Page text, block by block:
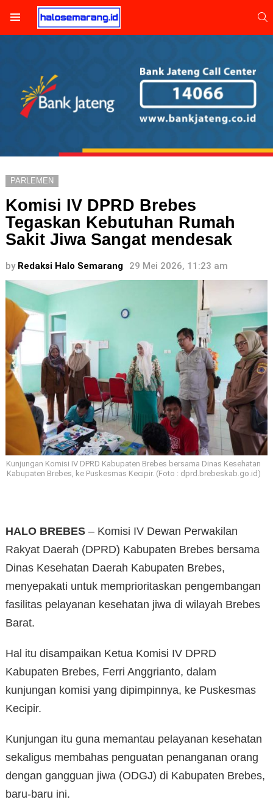
PARLEMEN
Komisi IV DPRD Brebes
Tegaskan Kebutuhan Rumah
Sakit Jiwa Sangat mendesak
by Redaksi Halo Semarang 29 Mei 2026, 11:23 am
Kunjungan Komisi IV DPRD Kabupaten Brebes bersama Dinas Kesehatan
Kabupaten Brebes, ke Puskesmas Kecipir. (Foto : dprd.brebeskab.go.id)
HALO BREBES – Komisi IV Dewan Perwakilan
Rakyat Daerah (DPRD) Kabupaten Brebes bersama
Dinas Kesehatan Daerah Kabupaten Brebes,
menyepakati untuk memprioritaskan pengembangan
fasilitas pelayanan kesehatan jiwa di wilayah Brebes
Barat.
Hal itu disampaikan Ketua Komisi IV DPRD
Kabupaten Brebes, Ferri Anggrianto, dalam
kunjungan komisi yang dipimpinnya, ke Puskesmas
Kecipir.
Kunjungan itu guna memantau pelayanan kesehatan
sekaligus membahas penguatan penanganan orang
dengan gangguan jiwa (ODGJ) di Kabupaten Brebes,
baru-baru ini.